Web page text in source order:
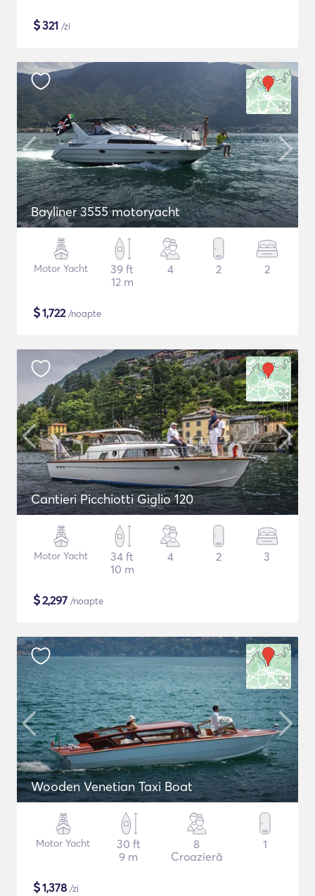
$321 /zi
Bayliner 3555 motoryacht
Motor Yacht
39 ft
12 m
4 2 2
$1,722/noapte
Cantieri Picchiotti Giglio 120
Motor Yacht
34 ft
10 m
4 2 3
$2,297 /noapte
Wooden Venetian Taxi Boat
Motor Yacht
30 ft
9 m
8
Croazieră
1
$1,378 /zi